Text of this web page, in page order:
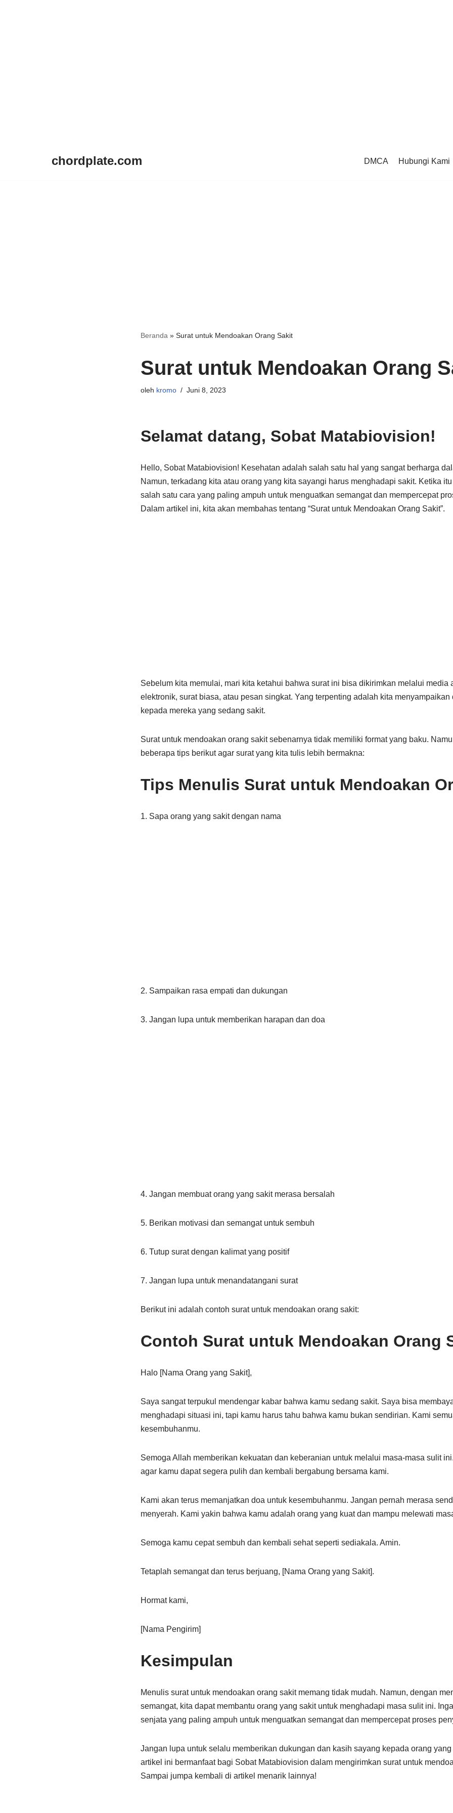
chordplate.com DMCA Hubungi Kami
Beranda » Surat untuk Mendoakan Orang Sakit
Surat untuk Mendoakan Orang
oleh kromo Juni 8, 2023
Selamat datang, Sobat Matabiovision!
Hello, Sobat Matabiovision! Kesehatan adalah salah satu hal yang sangat berharga
Namun, terkadang kita atau orang yang kita sayangi harus menghadapi sakit. Ketika
salah satu cara yang paling ampuh untuk menguatkan semangat dan mempercepat
Dalam artikel ini, kita akan membahas tentang “Surat untuk Mendoakan Orang Sakit”.
Sebelum kita memulai, mari kita ketahui bahwa surat ini bisa dikirimkan melalui media
elektronik, surat biasa, atau pesan singkat. Yang terpenting adalah kita
kepada mereka yang sedang sakit.
Surat untuk mendoakan orang sakit sebenarnya tidak memiliki format yang baku.
beberapa tips berikut agar surat yang kita tulis lebih bermakna:
Tips Menulis Surat untuk Mendoakan
1. Sapa orang yang sakit dengan nama
2. Sampaikan rasa empati dan dukungan
3. Jangan lupa untuk memberikan harapan dan doa
4. Jangan membuat orang yang sakit merasa bersalah
5. Berikan motivasi dan semangat untuk sembuh
6. Tutup surat dengan kalimat yang positif
7. Jangan lupa untuk menandatangani surat
Berikut ini adalah contoh surat untuk mendoakan orang sakit:
Contoh Surat untuk Mendoakan Orang
Halo [Nama Orang yang Sakit],
Saya sangat terpukul mendengar kabar bahwa kamu sedang sakit. Saya bisa
menghadapi situasi ini, tapi kamu harus tahu bahwa kamu bukan sendirian. Kami
kesembuhanmu.
Semoga Allah memberikan kekuatan dan keberanian untuk melalui masa-masa sulit
agar kamu dapat segera pulih dan kembali bergabung bersama kami.
Kami akan terus memanjatkan doa untuk kesembuhanmu. Jangan pernah merasa
menyerah. Kami yakin bahwa kamu adalah orang yang kuat dan mampu melewati
Semoga kamu cepat sembuh dan kembali sehat seperti sediakala. Amin.
Tetaplah semangat dan terus berjuang, [Nama Orang yang Sakit].
Hormat kami,
[Nama Pengirim]
Kesimpulan
Menulis surat untuk mendoakan orang sakit memang tidak mudah. Namun, dengan
semangat, kita dapat membantu orang yang sakit untuk menghadapi masa sulit ini.
senjata yang paling ampuh untuk menguatkan semangat dan mempercepat proses
Jangan lupa untuk selalu memberikan dukungan dan kasih sayang kepada orang
artikel ini bermanfaat bagi Sobat Matabiovision dalam mengirimkan surat untuk
Sampai jumpa kembali di artikel menarik lainnya!